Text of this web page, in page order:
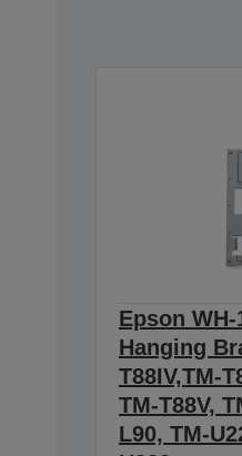
Epson
Hanging
T88IV,TM-
TM-T88V,
L90, TM-